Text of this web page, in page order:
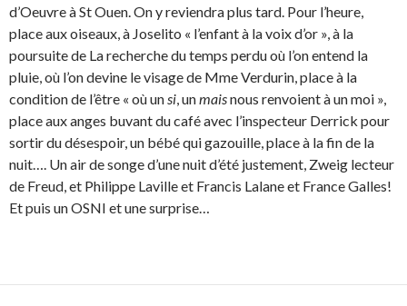
d’Oeuvre à St Ouen. On y reviendra plus tard. Pour l’heure,
place aux oiseaux, à Joselito « l’enfant à la voix d’or », à la
poursuite de La recherche du temps perdu où l’on entend la
pluie, où l’on devine le visage de Mme Verdurin, place à la
condition de l’être « où unsi, unmaisnous renvoient à un moi »,
place aux anges buvant du café avec l’inspecteur Derrick pour
sortir du désespoir, un bébé qui gazouille, place à la fin de la
nuit…. Un air de songe d’une nuit d’été justement, Zweig lecteur
de Freud, et Philippe Laville et Francis Lalane et France Galles!
Et puis un OSNI et une surprise…